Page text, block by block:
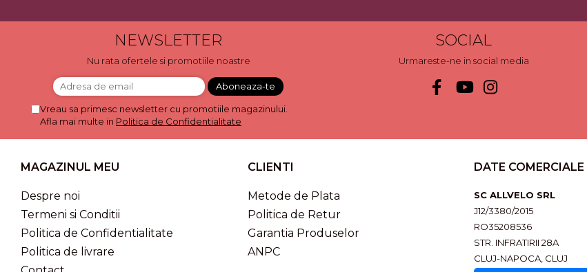
CUTII DESCHISE CU FEREASTRA
CUTII FARA FEREASTRA PENTRU
MINI-PRAJITURI
CUTII JOASE PENTRU TURTA-
DULCE/FURSECURI
RULADE
CUTII PENTRU MACARONS SI
PRALINE
CUTII CU SERTAR PENTRU PRALINE
CUTII CU SERTAR SI INSERT PENTRU
NEWSLETTER
Nu rata ofertele si promotiile noastre
Vreau sa primesc newsletter cu promotiile magazinului.
Afla mai multe in Politica de Confidentialitate
SOCIAL
Urmareste-ne in social media
MAGAZINUL MEU
Despre noi
Termeni si Conditii
Politica de Confidentialitate
Politica de livrare
CLIENTI
Metode de Plata
Politica de Retur
Garantia Produselor
ANPC
DATE COMERCIALE
SC ALLVELO SRL
J12/3380/2015
RO35208536
STR. INFRATIRII 28A
CLUJ-NAPOCA, CLUJ